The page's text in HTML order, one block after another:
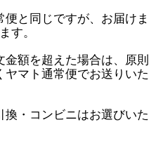
と同じですが、お届けま
す。
額を超えた場合は、原則
ヤマト通常便でお送りいた
・コンビニはお選びいた